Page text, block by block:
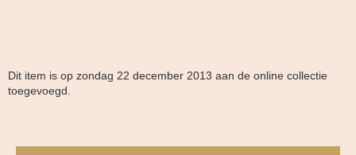
Dit item is op zondag 22 december 2013 aan de online collectie
toegevoegd.